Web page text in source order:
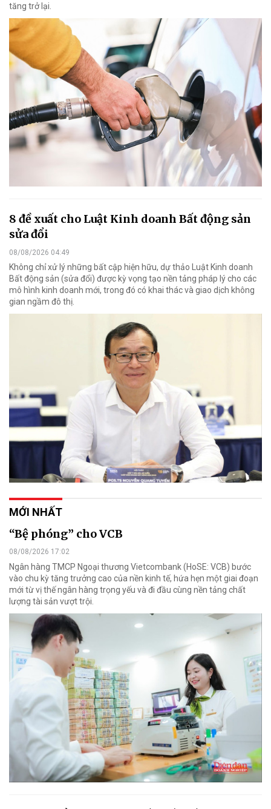
tăng trở lại.
8 đề xuất cho Luật Kinh doanh Bất động sản
sửa đổi
08/08/2026 04:49
Không chỉ xử lý những bất cập hiện hữu, dự thảo Luật Kinh doanh
Bất động sản (sửa đổi) được kỳ vọng tạo nền tảng pháp lý cho các
mô hình kinh doanh mới, trong đó có khai thác và giao dịch không
gian ngầm đô thị.
MỚI NHẤT
“Bệ phóng” cho VCB
08/08/2026 17:02
Ngân hàng TMCP Ngoại thương Vietcombank (HoSE: VCB) bước
vào chu kỳ tăng trưởng cao của nền kinh tế, hứa hẹn một giai đoạn
mới từ vị thế ngân hàng trọng yếu và đi đầu cùng nền tảng chất
lượng tài sản vượt trội.